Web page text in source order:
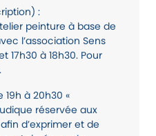
:
peinture à base de
l’association Sens
17h30 à 18h30. Pour
19h à 20h30 «
réservée aux
d’exprimer et de